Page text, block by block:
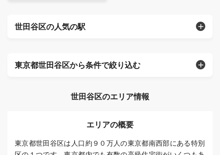
世田谷区の人気の駅
東京都世田谷区から条件で絞り込む
世田谷区のエリア情報
エリアの概要
東京都世田谷区は人口約９０万人の東京都南西部にある特別